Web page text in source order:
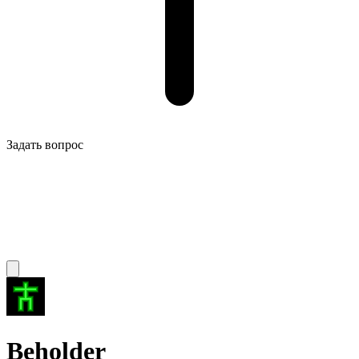
Задать вопрос
Beholder